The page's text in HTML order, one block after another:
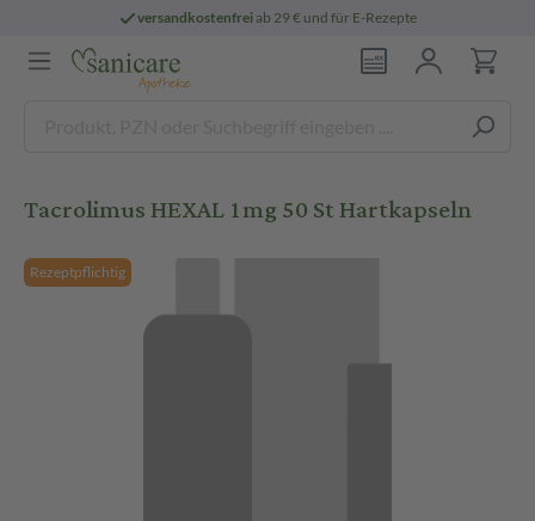
versandkostenfreiab 29 € und für E-Rezepte
Tacrolimus HEXAL 1mg 50 St Hartkapseln
Rezeptpflichtig